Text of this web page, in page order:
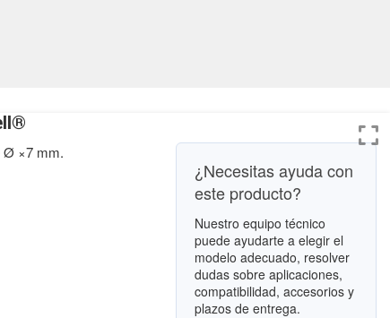
Ø ×7 mm.
¿Necesitas ayuda con
este producto?
Nuestro equipo técnico
puede ayudarte a elegir el
modelo adecuado, resolver
dudas sobre aplicaciones,
compatibilidad, accesorios y
plazos de entrega.